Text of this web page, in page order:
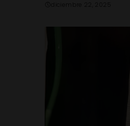
diciembre 22, 2025